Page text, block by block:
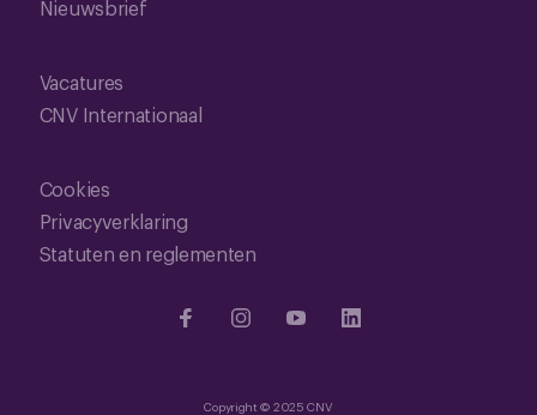
Nieuwsbrief
Vacatures
CNV Internationaal
Cookies
Privacyverklaring
Statuten en reglementen
Copyright © 2025 CNV